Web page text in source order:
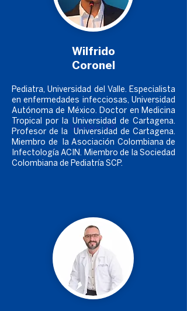
Wilfrido
Coronel
Lentes VR
Pediatra, Universidad del Valle. Especialista
en enfermedades infecciosas, Universidad
Autónoma de México. Doctor en Medicina
Tropical por la Universidad de Cartagena.
Profesor de la Universidad de Cartagena.
Miembro de la Asociación Colombiana de
Infectología ACIN. Miembro de la Sociedad
Colombiana de Pediatría SCP.